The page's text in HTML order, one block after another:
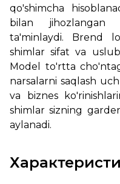
qo'shimcha
bilan jihozlangan
ta'minlaydi. Brend
shimlar sifat va
Model to'rtta
narsalarni saqlash
va biznes
shimlar sizning
aylanadi.